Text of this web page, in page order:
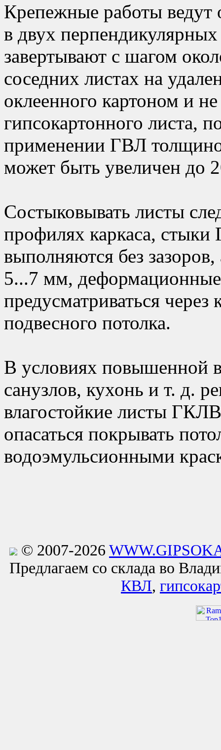
Крепежные работы ведут
в двух
завертывают с шагом
соседних листах на
оклеенного картоном и
гипсокартонного листа,
применении ГВЛ
может быть увеличен до
Состыковывать листы
профилях каркаса,
выполняются без
5...7 мм,
предусматриваться
подвесного потолка.
В условиях повышенной
санузлов, кухонь и т. д.
влагостойкие листы
опасаться покрывать
водоэмульсионными
© 2007-2026
Предлагаем со склада во
КВЛ,